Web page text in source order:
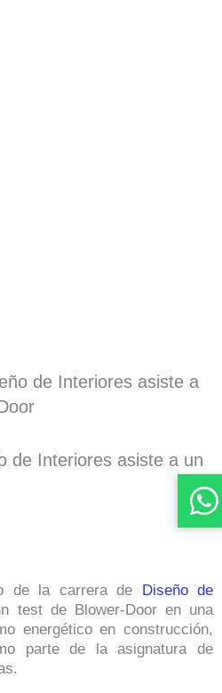
de Interiores asiste a
de Interiores asiste a un
de la carrera de Diseño de
test de Blower-Door en una
energético en construcción,
parte de la asignatura de